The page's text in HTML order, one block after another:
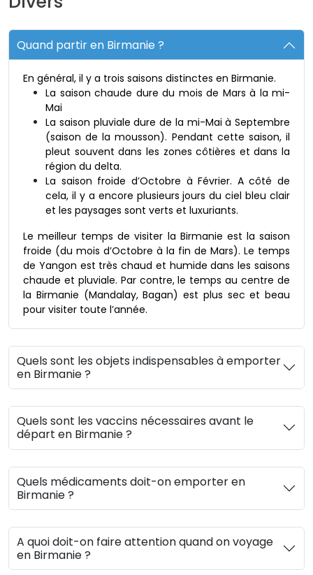
Quand partir en Birmanie ?
En général, il y a trois saisons distinctes en Birmanie.
La saison chaude dure du mois de Mars à la mi-
Mai
La saison pluviale dure de la mi-Mai à Septembre
(saison de la mousson). Pendant cette saison, il
pleut souvent dans les zones côtières et dans la
région du delta.
La saison froide d’Octobre à Février. A côté de
cela, il y a encore plusieurs jours du ciel bleu clair
et les paysages sont verts et luxuriants.
Le meilleur temps de visiter la Birmanie est la saison
froide (du mois d’Octobre à la fin de Mars). Le temps
de Yangon est très chaud et humide dans les saisons
chaude et pluviale. Par contre, le temps au centre de
la Birmanie (Mandalay, Bagan) est plus sec et beau
pour visiter toute l’année.
Quels sont les objets indispensables à emporter
en Birmanie ?
Quels sont les vaccins nécessaires avant le
départ en Birmanie ?
Quels médicaments doit-on emporter en
Birmanie ?
A quoi doit-on faire attention quand on voyage
en Birmanie ?